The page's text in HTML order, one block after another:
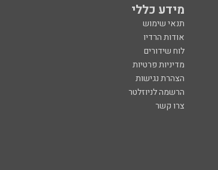
מידע כללי
תנאי שימוש
אודות הרדיו
לוח שידורים
מדיניות פרטיות
הצהרת נגישות
הרשמה לניוזלטר
צרו קשר